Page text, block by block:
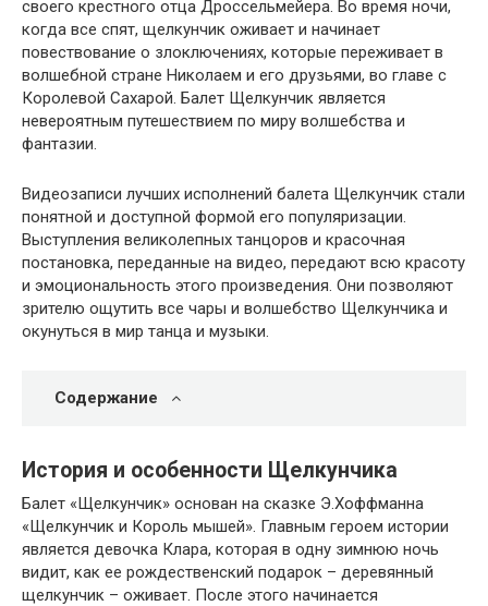
своего крестного отца Дроссельмейера. Во время ночи,
когда все спят, щелкунчик оживает и начинает
повествование о злоключениях, которые переживает в
волшебной стране Николаем и его друзьями, во главе с
Королевой Сахарой. Балет Щелкунчик является
невероятным путешествием по миру волшебства и
фантазии.
Видеозаписи лучших исполнений балета Щелкунчик стали
понятной и доступной формой его популяризации.
Выступления великолепных танцоров и красочная
постановка, переданные на видео, передают всю красоту
и эмоциональность этого произведения. Они позволяют
зрителю ощутить все чары и волшебство Щелкунчика и
окунуться в мир танца и музыки.
Содержание
История и особенности Щелкунчика
Балет «Щелкунчик» основан на сказке Э.Хоффманна
«Щелкунчик и Король мышей». Главным героем истории
является девочка Клара, которая в одну зимнюю ночь
видит, как ее рождественский подарок – деревянный
щелкунчик – оживает. После этого начинается